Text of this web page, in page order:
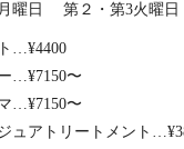
日 第２・第3火曜
…¥4400
…¥7150〜
…¥7150〜
ュアトリートメント